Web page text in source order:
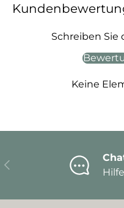
Schreiben
Keine
Vorherige